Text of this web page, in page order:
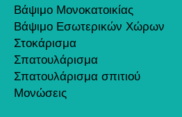
Βάψιμο Μονοκατοικίας
Βάψιμο Εσωτερικών Χώρων
Στοκάρισμα
Σπατουλάρισμα
Σπατουλάρισμα σπιτιού
Μονώσεις